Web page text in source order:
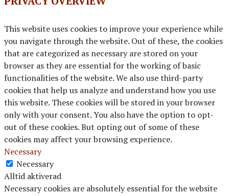
This website uses cookies to improve your experience while
you navigate through the website. Out of these, the cookies
that are categorized as necessary are stored on your
browser as they are essential for the working of basic
functionalities of the website. We also use third-party
cookies that help us analyze and understand how you use
this website. These cookies will be stored in your browser
only with your consent. You also have the option to opt-
out of these cookies. But opting out of some of these
cookies may affect your browsing experience.
Necessary
Necessary
Alltid aktiverad
Necessary cookies are absolutely essential for the website